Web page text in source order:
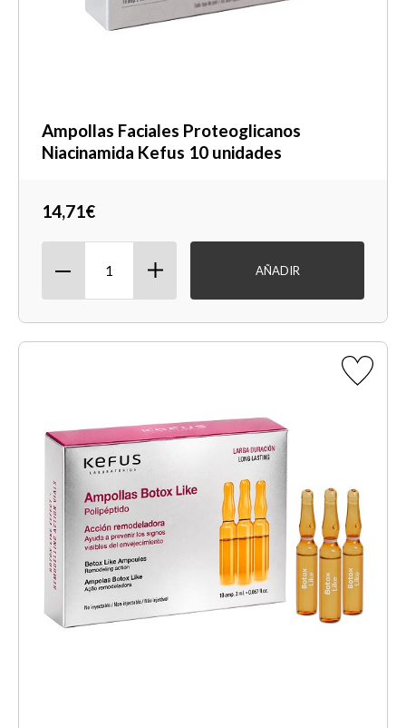
Ampollas Faciales Proteoglicanos
Niacinamida Kefus 10 unidades
14,71€
AÑADIR